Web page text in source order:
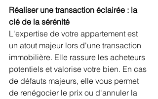
Réaliser une transaction éclairée : la
clé de la sérénité
L'expertise de votre appartement est
un atout majeur lors d'une transaction
immobilière. Elle rassure les acheteurs
potentiels et valorise votre bien. En cas
de défauts majeurs, elle vous permet
de renégocier le prix ou d'annuler la